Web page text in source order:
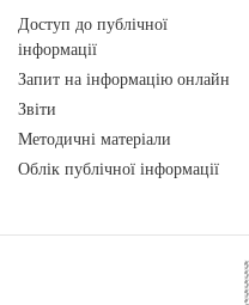
Доступ до публічної
інформації
Запит на інформацію онлайн
Звіти
Методичні матеріали
Облік публічної інформації